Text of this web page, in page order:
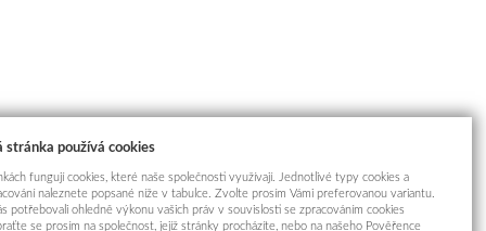
stránka používá cookies
fungují cookies, které naše společnosti využívají. Jednotlivé typy cookies a
naleznete popsané níže v tabulce. Zvolte prosím Vámi preferovanou variantu.
potřebovali ohledně výkonu vašich práv v souvislosti se zpracováním cookies
se prosím na společnost, jejíž stránky procházíte, nebo na našeho Pověřence